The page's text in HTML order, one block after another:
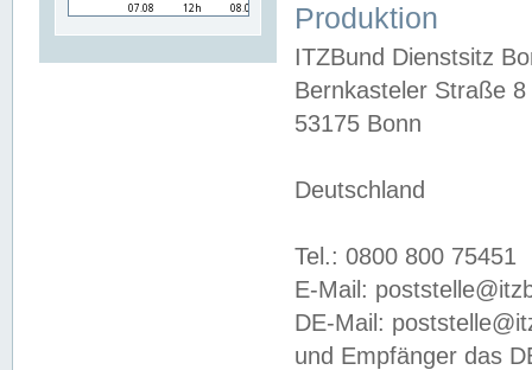
Produktion
ITZBund Dienstsitz
Bernkasteler Straße 8
53175 Bonn
Deutschland
Tel.: 0800 800 75451
E-Mail:
DE-Mail:
und Empfänger das